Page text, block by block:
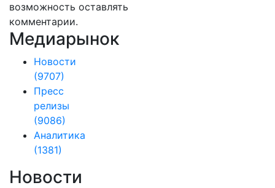
возможность оставлять
комментарии.
Медиарынок
Новости
(9707)
Пресс
релизы
(9086)
Аналитика
(1381)
Новости